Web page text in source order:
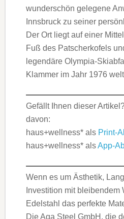
wunderschön gelegene
Innsbruck zu seiner
Der Ort liegt auf einer
Fuß des Patscherkofels
legendäre Olympia-
Klammer im Jahr 1976
Gefällt Ihnen dieser
davon:
haus+wellness* als Print-
haus+wellness* alsApp-
Wenn es um Ästhetik,
Investition mit bleibendem
Edelstahl das perfekte
Die Aqa Steel GmbH, die